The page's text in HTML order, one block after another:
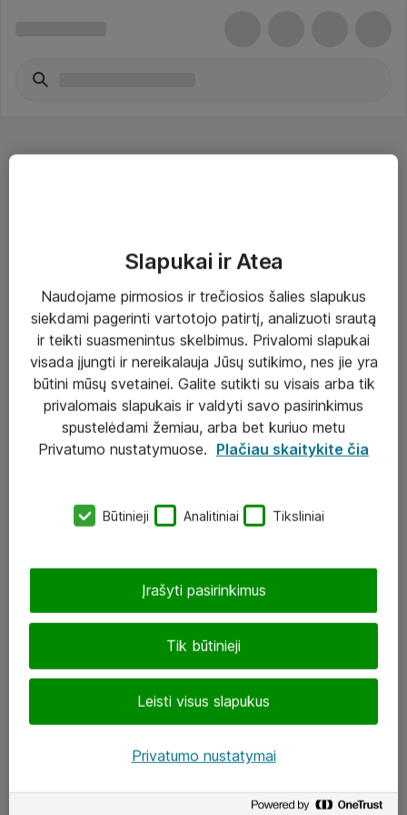
Sprendimai ir paslaugos
Paslaugos
Sprendimai
Įgyvendinti projektai
Atea ekspertų patarimai verslui
UAB „ATEA“
J. Rutkausko g. 6, Vilnius
Atea kontaktai
Aplankykite mus
Slapukai ir Atea
Naudojame pirmosios ir trečiosios šalies slapukus
siekdami pagerinti vartotojo patirtį, analizuoti srautą
ir teikti suasmenintus skelbimus. Privalomi slapukai
visada įjungti ir nereikalauja Jūsų sutikimo, nes jie yra
būtini mūsų svetainei. Galite sutikti su visais arba tik
privalomais slapukais ir valdyti savo pasirinkimus
spustelėdami žemiau, arba bet kuriuo metu
Privatumo nustatymuose. Plačiau skaitykite čia
Būtinieji Analitiniai Tiksliniai
Tik būtinieji
Leisti visus slapukus
Įrašyti pasirinkimus
Privatumo nustatymai